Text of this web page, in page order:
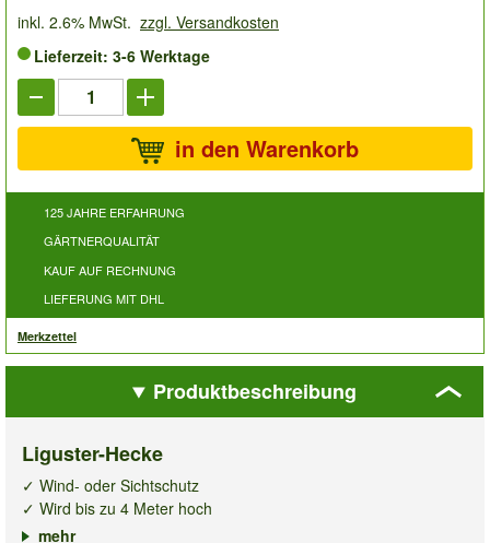
inkl. 2.6% MwSt. zzgl. Versandkosten
Lieferzeit: 3-6 Werktage
in den Warenkorb
125 JAHRE ERFAHRUNG
GÄRTNERQUALITÄT
KAUF AUF RECHNUNG
LIEFERUNG MIT DHL
Merkzettel
Produktbeschreibung
Liguster-Hecke
✓ Wind- oder Sichtschutz
✓ Wird bis zu 4 Meter hoch
✓ Mehrjährige, winterharte Heckenpflanze
mehr